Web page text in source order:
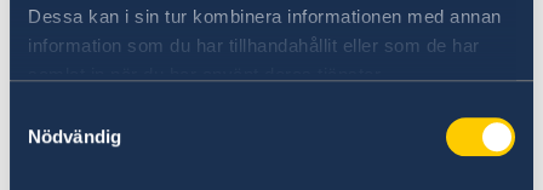
Dessa kan i sin tur kombinera informationen med annan
information som du har tillhandahållit eller som de har
Nödvändig
Ambasada Suediei la Chișinău
angajează îngrijitor/ îngrijitoare